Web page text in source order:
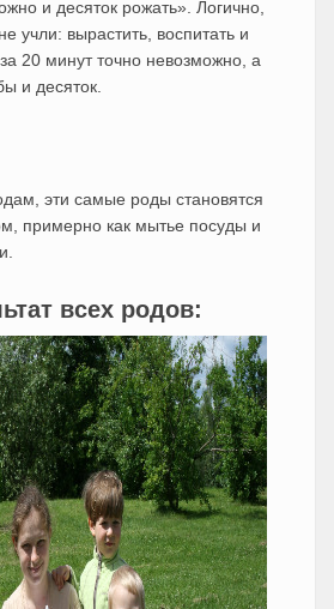
и десяток рожать». Логично,
учли: вырастить, воспитать и
20 минут точно невозможно, а
и десяток.
эти самые роды становятся
примерно как мытье посуды и
всех родов: